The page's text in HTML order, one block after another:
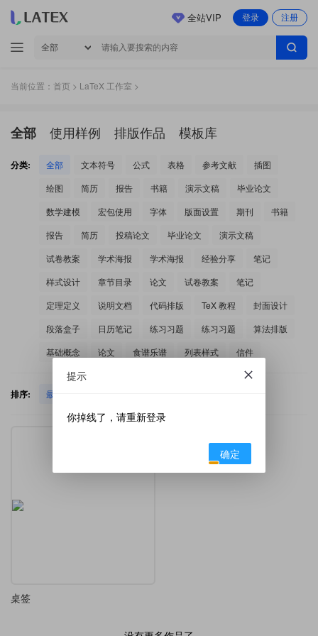
登录 注册
全站VIP
当前位置： 首页 > LaTeX 工作室 >
全部 使用样例 排版作品 模板库
分类: 全部 文本符号 公式 表格 参考文献
插图
绘图
简历 报告 书籍 演示文稿
毕业论文
数学建模
宏包使用 字体 版面设置 期刊
书籍
报告
简历 投稿论文 毕业论文
演示文稿
试卷教案
学术海报 学术海报 经验分享
笔记
样式设计
章节目录 论文 试卷教案
笔记
定理定义
说明文档 代码排版 TeX 教程
封面设计
段落盒子
日历笔记 练习习题 练习习题
算法排版
基础概念
论文 食谱乐谱 列表样式 信件
排序: 最新发布
桌签
提示
你掉线了，请重新登录
确定